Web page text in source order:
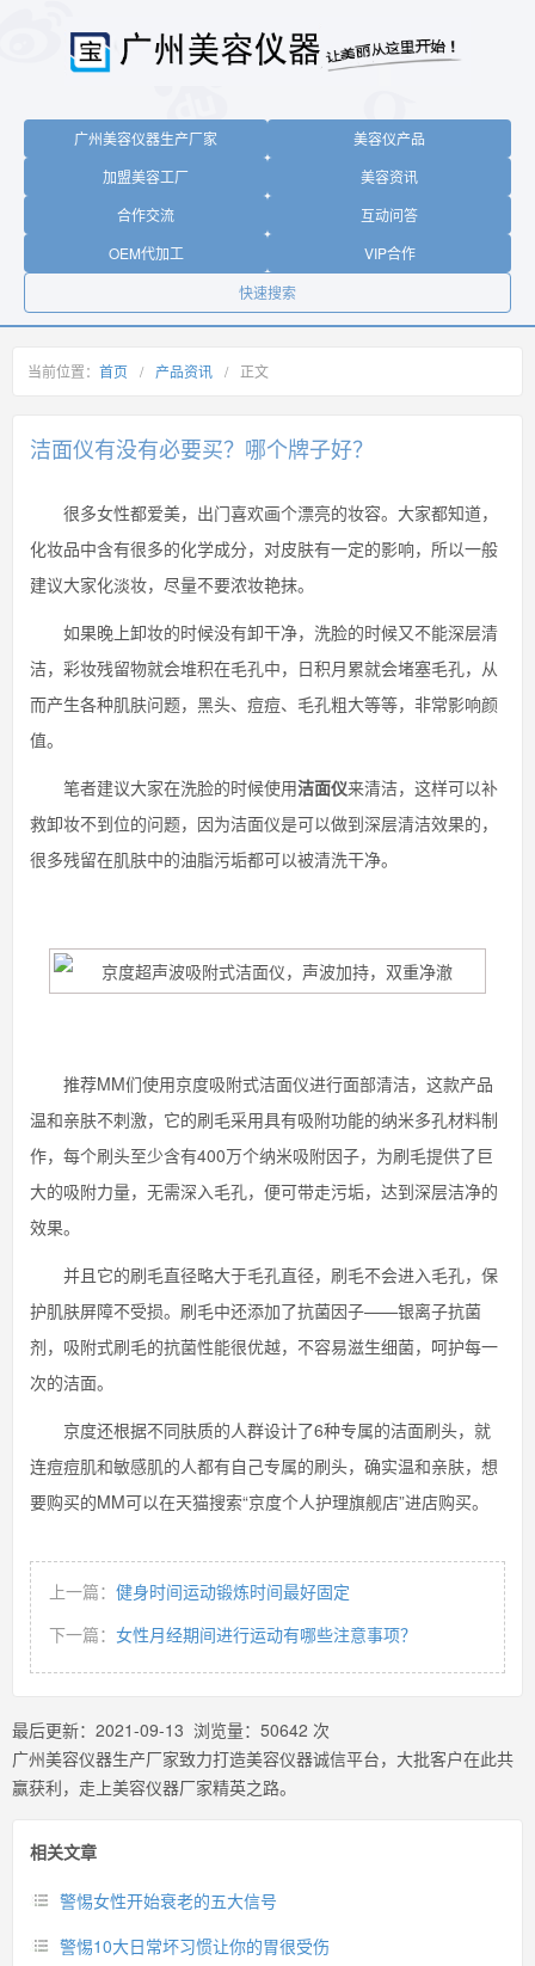
广州美容仪器生产厂家
美容仪产品
加盟美容工厂
美容资讯
合作交流
互动问答
OEM代加工
VIP合作
快速搜索
当前位置： 首页 / 产品资讯 / 正文
洁面仪有没有必要买？哪个牌子好？
很多女性都爱美，出门喜欢画个漂亮的妆容。大家都知道，
化妆品中含有很多的化学成分，对皮肤有一定的影响，所以一般
建议大家化淡妆，尽量不要浓妆艳抹。
如果晚上卸妆的时候没有卸干净，洗脸的时候又不能深层清
洁，彩妆残留物就会堆积在毛孔中，日积月累就会堵塞毛孔，从
而产生各种肌肤问题，黑头、痘痘、毛孔粗大等等，非常影响颜
值。
笔者建议大家在洗脸的时候使用洁面仪来清洁，这样可以补
救卸妆不到位的问题，因为洁面仪是可以做到深层清洁效果的，
很多残留在肌肤中的油脂污垢都可以被清洗干净。
推荐MM们使用京度吸附式洁面仪进行面部清洁，这款产品
温和亲肤不刺激，它的刷毛采用具有吸附功能的纳米多孔材料制
作，每个刷头至少含有400万个纳米吸附因子，为刷毛提供了巨
大的吸附力量，无需深入毛孔，便可带走污垢，达到深层洁净的
效果。
并且它的刷毛直径略大于毛孔直径，刷毛不会进入毛孔，保
护肌肤屏障不受损。刷毛中还添加了抗菌因子——银离子抗菌
剂，吸附式刷毛的抗菌性能很优越，不容易滋生细菌，呵护每一
次的洁面。
京度还根据不同肤质的人群设计了6种专属的洁面刷头，就
连痘痘肌和敏感肌的人都有自己专属的刷头，确实温和亲肤，想
要购买的MM可以在天猫搜索“京度个人护理旗舰店”进店购买。
上一篇： 健身时间运动锻炼时间最好固定
下一篇： 女性月经期间进行运动有哪些注意事项？
最后更新： 2021-09-13 浏览量： 50642 次
广州美容仪器生产厂家致力打造美容仪器诚信平台，大批客户在此共
赢获利，走上美容仪器厂家精英之路。
相关文章
警惕女性开始衰老的五大信号
警惕10大日常坏习惯让你的胃很受伤